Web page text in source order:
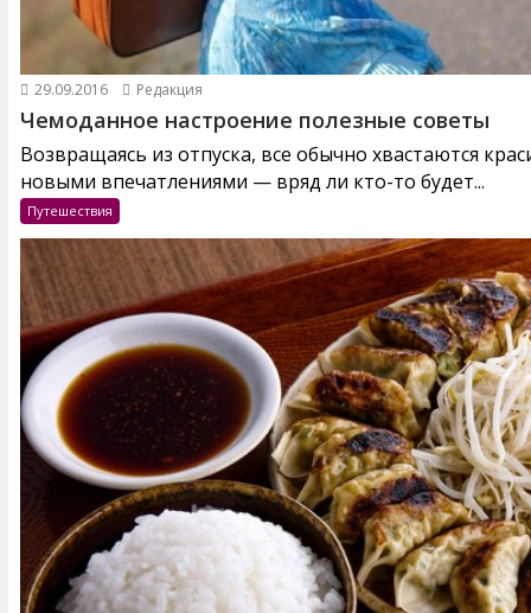
29.09.2016 Редакция
Чемоданное настроение полезные советы
Возвращаясь из отпуска, все обычно хвастаются
новыми впечатлениями — вряд ли кто-то будет...
Путешествия